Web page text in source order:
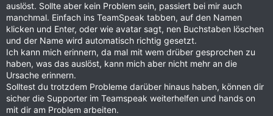
auslöst. Sollte aber kein Problem sein, passiert bei mir auch
manchmal. Einfach ins TeamSpeak tabben, auf den Namen
klicken und Enter, oder wie avatar sagt, nen Buchstaben löschen
und der Name wird automatisch richtig gesetzt.
Ich kann mich erinnern, da mal mit wem drüber gesprochen zu
haben, was das auslöst, kann mich aber nicht mehr an die
Ursache erinnern.
Solltest du trotzdem Probleme darüber hinaus haben, können dir
sicher die Supporter im Teamspeak weiterhelfen und hands on
mit dir am Problem arbeiten.